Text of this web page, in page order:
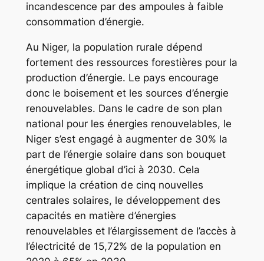
incandescence par des ampoules à faible
consommation d’énergie.
Au Niger, la population rurale dépend
fortement des ressources forestières pour la
production d’énergie. Le pays encourage
donc le boisement et les sources d’énergie
renouvelables. Dans le cadre de son plan
national pour les énergies renouvelables, le
Niger s’est engagé à augmenter de 30% la
part de l’énergie solaire dans son bouquet
énergétique global d’ici à 2030. Cela
implique la création de cinq nouvelles
centrales solaires, le développement des
capacités en matière d’énergies
renouvelables et l’élargissement de l’accès à
l’électricité de 15,72% de la population en